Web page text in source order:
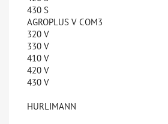
430 S
AGROPLUS V COM3
320 V
330 V
410 V
420 V
430 V
HURLIMANN